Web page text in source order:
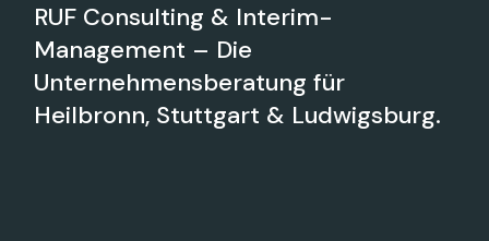
RUF Consulting & Interim-
Management – Die
Unternehmensberatung für
Heilbronn, Stuttgart & Ludwigsburg.